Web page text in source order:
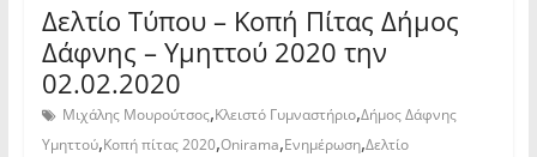
Δελτίο Τύπου – Κοπή Πίτας Δήμος
Δάφνης – Υμηττού 2020 την
02.02.2020
Μιχάλης Μουρούτσος,Κλειστό Γυμναστήριο,Δήμος Δάφνης
Υμηττού,Κοπή πίτας 2020,Onirama,Ενημέρωση,Δελτίο